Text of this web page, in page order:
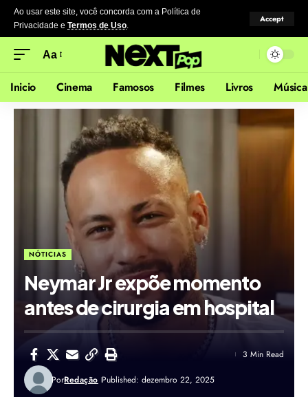
Ao usar este site, você concorda com a Política de
Privacidade e Termos de Uso.
Accept
Aa
Inicio Cinema Famosos Filmes Livros Música
NÓTICIAS
Neymar Jr expõe momento
antes de cirurgia em hospital
PorRedação Published: dezembro 22, 2025
3 Min Read